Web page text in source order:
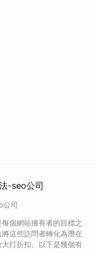
-seo公司
公司
個網站擁有者的目標之
這些訪問者轉化為潛在
打折扣。以下是幾個有